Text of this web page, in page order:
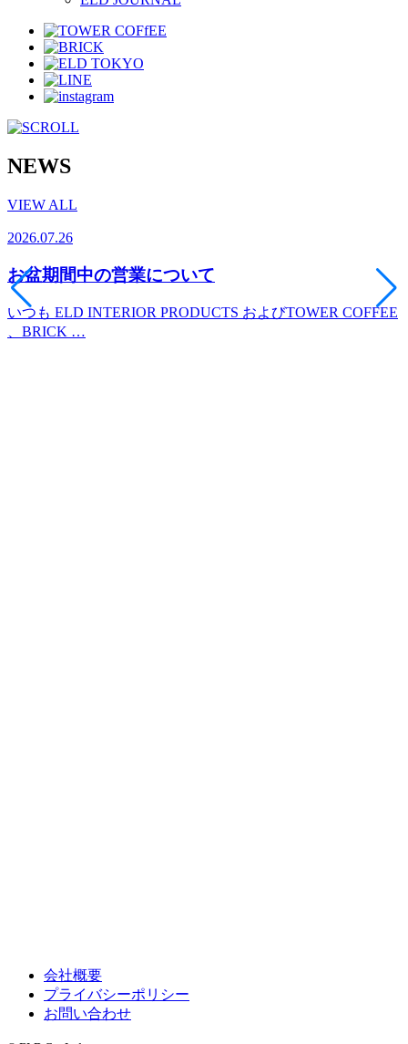
NEWS
VIEW ALL
2026.07.26
お盆期間中の営業について
いつも ELD INTERIOR PRODUCTS およびTOWER COFFEE
、BRICK …
会社概要
プライバシーポリシー
お問い合わせ